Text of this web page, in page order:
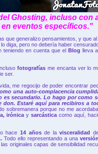
Ghosting, incluso con
eventos específicos."
que generalizo pensamientos, y que
diga, pero no debería haber
teniendo en cuenta que el Blog lleva
fotografías me encanta ver lo
ser.
me regocijo de poder encontrar
una auto-complacencia
es secundario. Lo hago por como
don. Estaré aquí para recibiros a
sobremanera porque no me
irónicaysarcástica como aquí,
hace14 añosde lavisceralidad
Todo ello representando a una
originales capas de sensibilidad